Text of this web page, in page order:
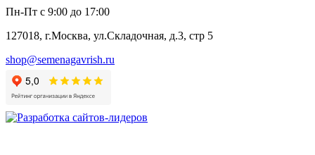
Пн-Пт с 9:00 до 17:00
127018, г.Москва, ул.Складочная, д.3, стр 5
shop@semenagavrish.ru